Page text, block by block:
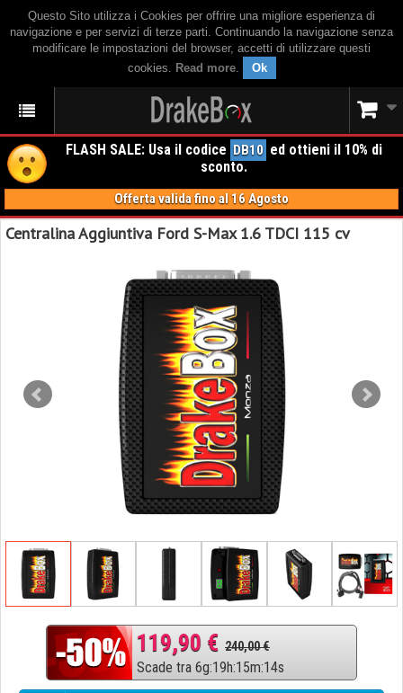
Questo Sito utilizza i Cookies per offrire una migliore esperienza di
navigazione e per servizi di terze parti. Continuando la navigazione senza
modificare le impostazioni del browser, accetti di utilizzare questi
cookies. Read more. Ok
FLASH SALE: Usa il codice DB10 ed ottieni il 10% di
sconto.
Offerta valida fino al 16 Agosto
Centralina Aggiuntiva Ford S-Max 1.6 TDCI 115 cv
119,90 € 240,00 €
Scade tra 6g:19h:15m:13s